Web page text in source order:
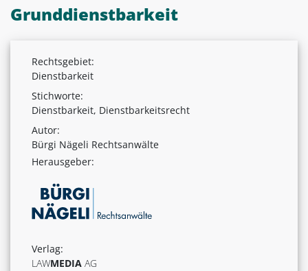
Grunddienstbarkeit
Rechtsgebiet:
Dienstbarkeit
Stichworte:
Dienstbarkeit, Dienstbarkeitsrecht
Autor:
Bürgi Nägeli Rechtsanwälte
Herausgeber:
Verlag:
LAWMEDIA AG